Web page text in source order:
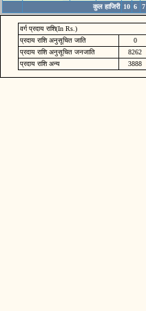
कुल हाजिरी 10 6 7
वर्ग प्रदाय राशि(In Rs.)
प्रदाय राशि अनुसूचित जाति
0
प्रदाय राशि अनुसूचित जनजाति
8262
प्रदाय राशि अन्य
3888